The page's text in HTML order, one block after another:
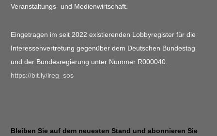
Veranstaltungs- und Medienwirtschaft.
Eingetragen im seit 2022 existierenden Lobbyregister für die
Interessenvertretung gegenüber dem Deutschen Bundestag
und der Bundesregierung unter Nummer R000040.
https://bit.ly/lreg_sos
Bleiben Sie auf dem neuesten Stand und abonnieren Sie